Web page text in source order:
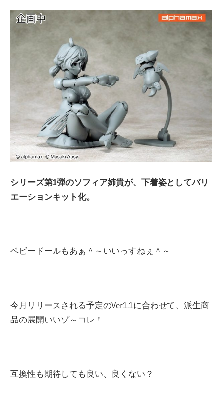
シリーズ第1弾のソフィア姉貴が、下着姿としてバリ
エーションキット化。
ベビードールもあぁ＾～いいっすねぇ＾～
今月リリースされる予定のVer1.1に合わせて、派生商
品の展開いいゾ～コレ！
互換性も期待しても良い、良くない？